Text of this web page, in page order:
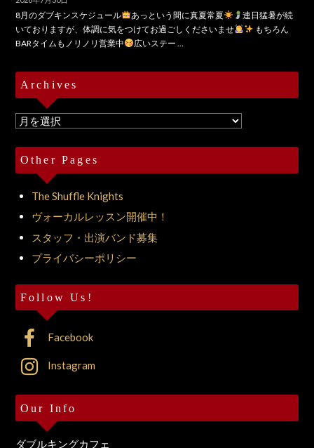
8月のダブキンスケジュール あっという間に真夏常夏
連日猛暑が続
いておりますが、体調に気をつけてお過ごしくださいませ
もちろん
BARタイムもノリノリ営業中
広いステー …
Archives
Archives
Other Pages
The Shuffle Knights
ヴォーカルレッスン開催中！
スタッフ・出演バンド募集
プライバシーポリシー
Follow Us!
Facebook
Instagram
Our Info
ダブルキングカフェ